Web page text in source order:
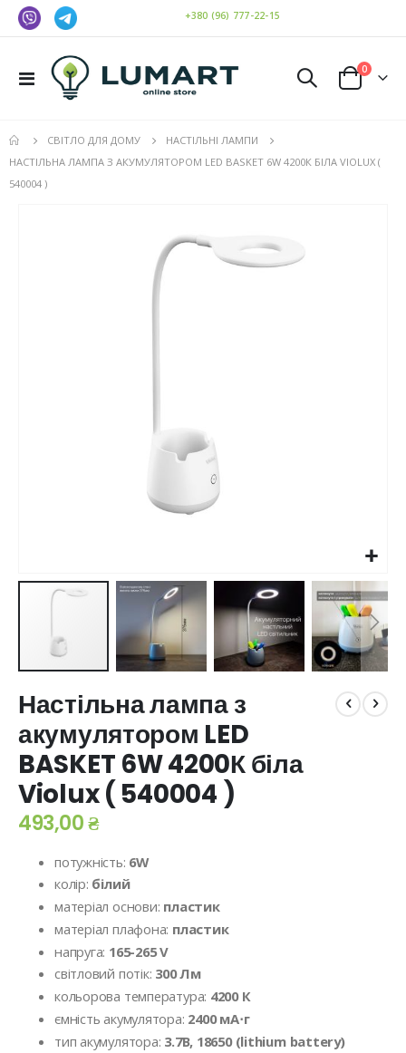
+380 (96) 777-22-15
Toggle
Cart
0
СВІТЛО ДЛЯ ДОМУ
НАСТІЛЬНІ ЛАМПИ
НАСТІЛЬНА ЛАМПА З АКУМУЛЯТОРОМ LED BASKET 6W 4200К БІЛА VIOLUX (
540004​ )
до
початку
галереї
зображень
Настільна лампа з
акумулятором LED
BASKET 6W 4200К біла
Violux ( 540004​ )
493,00 ₴
потужність: 6W
колір: білий
матеріал основи: пластик
матеріал плафона: пластик
напруга: 165-265 V
cвітловий потік: 300 Лм
кольорова температура: 4200 К
ємність акумулятора: 2400 мА⋅г
тип акумулятора: 3.7В, 18650 (lithium battery)